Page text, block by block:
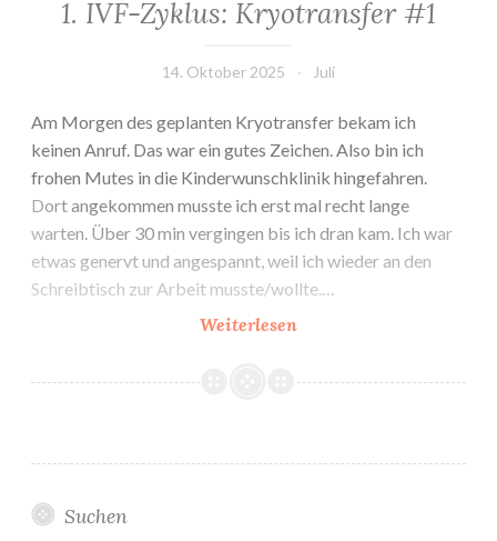
1. IVF-Zyklus: Kryotransfer #1
14. Oktober 2025 Juli
Am Morgen des geplanten Kryotransfer bekam ich
keinen Anruf. Das war ein gutes Zeichen. Also bin ich
frohen Mutes in die Kinderwunschklinik hingefahren.
Dort angekommen musste ich erst mal recht lange
warten. Über 30 min vergingen bis ich dran kam. Ich war
etwas genervt und angespannt, weil ich wieder an den
Schreibtisch zur Arbeit musste/wollte.…
Weiterlesen1.
Zyklus:
Suchen